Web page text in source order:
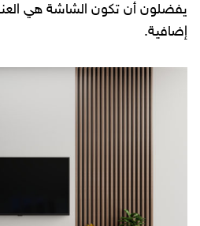
يفضلون أن تكون الشاشة هي
إضافية.